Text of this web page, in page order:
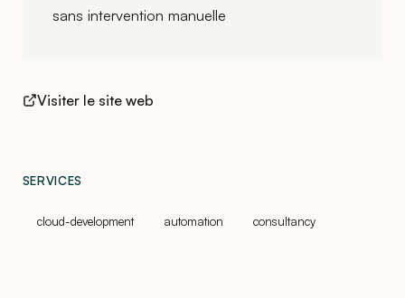
sans intervention manuelle
Visiter le site web
SERVICES
cloud-development automation consultancy